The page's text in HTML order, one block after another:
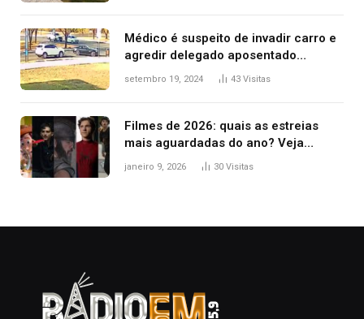
Médico é suspeito de invadir carro e
agredir delegado aposentado
durante confusão no trânsito
setembro 19, 2024 43 Visitas
Filmes de 2026: quais as estreias
mais aguardadas do ano? Veja
principais lançamentos do cinema
janeiro 9, 2026 30 Visitas